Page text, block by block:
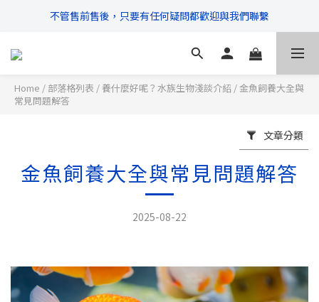
\ 超商滿$399免運!宅配滿$666免運 /
\ 超商滿$399免運!宅配滿$666免運 /
\ 滿$888享95折，$1111享9折優惠 /
Home / 部落格列表 / 養什麼好呢？水族生物淺談介紹 /金魚飼養大全與
常見問題解答
文章分類
金魚飼養大全與常見問題解答
2025-08-22